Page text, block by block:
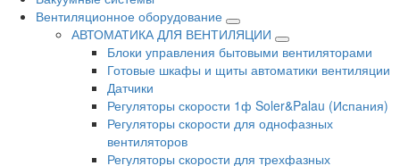
Вентиляционное оборудование
АВТОМАТИКА ДЛЯ ВЕНТИЛЯЦИИ
Блоки управления бытовыми вентиляторами
Готовые шкафы и щиты автоматики вентиляции
Датчики
Регуляторы скорости 1ф Soler&Palau (Испания)
Регуляторы скорости для однофазных
вентиляторов
Регуляторы скорости для трехфазных